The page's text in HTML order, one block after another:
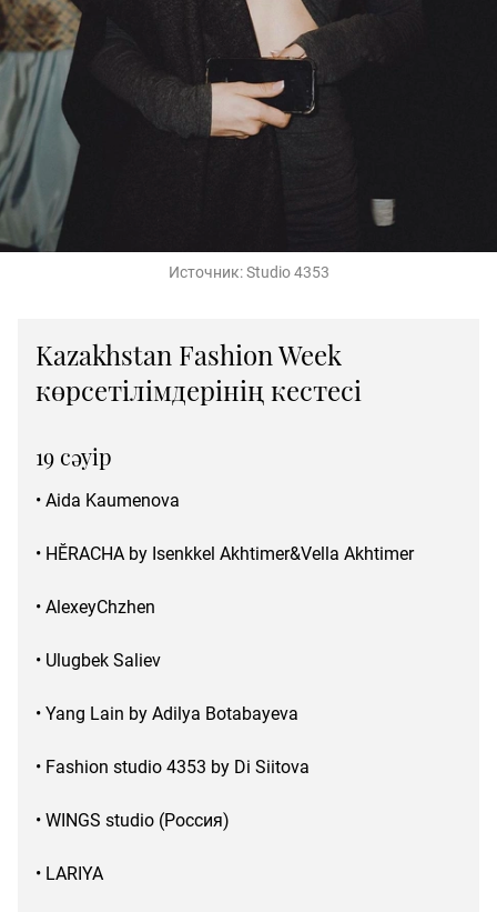
Источник:Studio 4353
Kazakhstan Fashion Week
көрсетілімдерінің кестесі
19 сәуір
• Aida Kaumenova
• HӖRACHA by Isenkkel Akhtimer&Vella Akhtimer
• AlexeyChzhen
• Ulugbek Saliev
• Yang Lain by Adilya Botabayeva
• Fashion studio 4353 by Di Siitova
• WINGS studio (Россия)
• LARIYA